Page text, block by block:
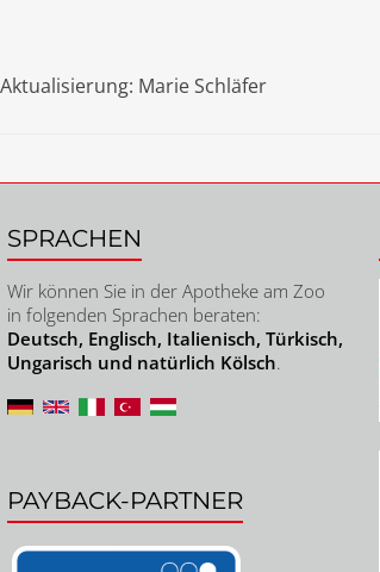
Marie Schläfer
SPRACHEN
Wir können Sie in der Apotheke am Zoo
in folgenden Sprachen beraten:
Deutsch, Englisch, Italienisch, Türkisch,
Ungarisch und natürlich Kölsch.
PAYBACK-PARTNER